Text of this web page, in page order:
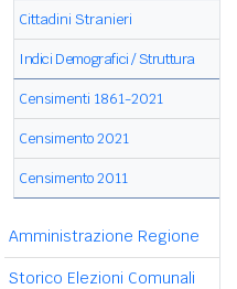
Cittadini Stranieri
Indici Demografici / Struttura
Censimenti 1861-2021
Censimento 2021
Censimento 2011
Amministrazione Regione
Storico Elezioni Comunali